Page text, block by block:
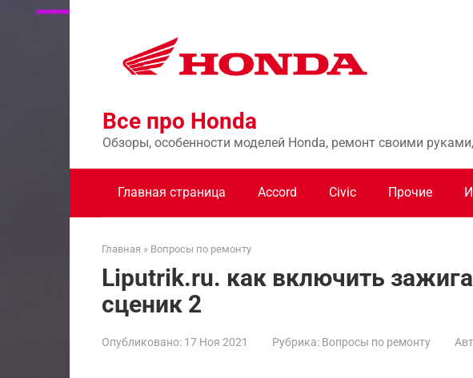
Перейти
Все про Honda
Обзоры, особенности моделей Honda, ремонт своими
Главная страница Accord Civic Прочие
Главная » Вопросы по ремонту
Liputrik.ru. как включить
сценик 2
Опубликовано: 17 Ноя 2021 Рубрика: Вопросы по ремонту